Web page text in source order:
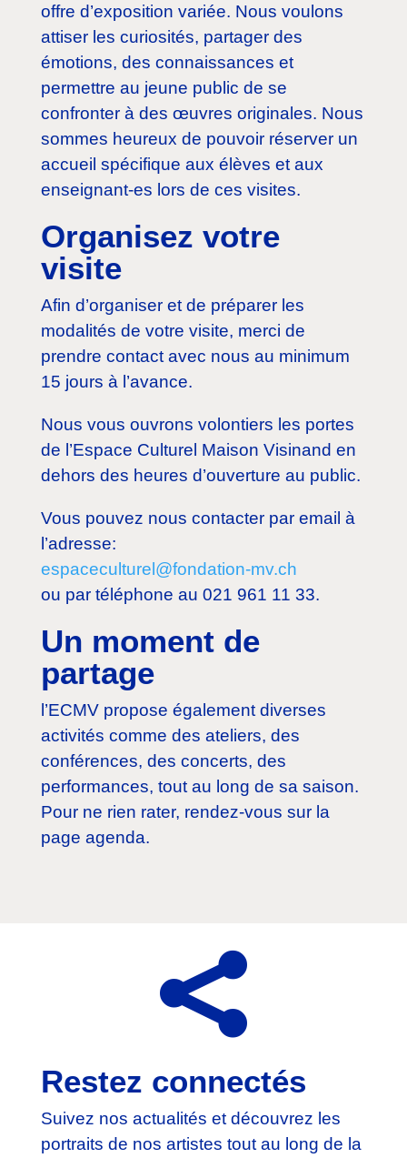
offre d’exposition variée. Nous voulons
attiser les curiosités, partager des
émotions, des connaissances et
permettre au jeune public de se
confronter à des œuvres originales. Nous
sommes heureux de pouvoir réserver un
accueil spécifique aux élèves et aux
enseignant-es lors de ces visites.
Organisez votre
visite
Afin d’organiser et de préparer les
modalités de votre visite, merci de
prendre contact avec nous au minimum
15 jours à l’avance.
Nous vous ouvrons volontiers les portes
de l’Espace Culturel Maison Visinand en
dehors des heures d’ouverture au public.
Vous pouvez nous contacter par email à
l’adresse:
espaceculturel@fondation-mv.ch
ou par téléphone au 021 961 11 33.
Un moment de
partage
l’ECMV propose également diverses
activités comme des ateliers, des
conférences, des concerts, des
performances, tout au long de sa saison.
Pour ne rien rater, rendez-vous sur la
page agenda.

Restez connectés
Suivez nos actualités et découvrez les
portraits de nos artistes tout au long de la